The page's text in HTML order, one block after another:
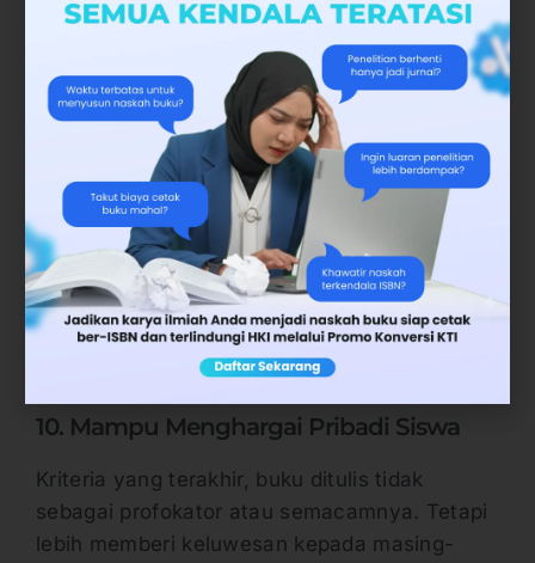
9. Memiliki Penekanan
Jadi, kriteria buku ajar yang tidak kalah
penting adalah, buku ajar ditulis dengan
memberi penekanan. Penekanan dalam hal ini
penulis setidaknya mampu memberikan
penekanan nilai pada materi yang ditulis.
Misalnya, buku ajar tentang cabang ilmu
psikologi, maka di sana perlu diberikan
penekanan untuk psikologi khusus
perkembangan, sosial atau untuk industri.
10. Mampu Menghargai Pribadi Siswa
Kriteria yang terakhir, buku ditulis tidak
sebagai profokator atau semacamnya. Tetapi
lebih memberi keluwesan kepada masing-